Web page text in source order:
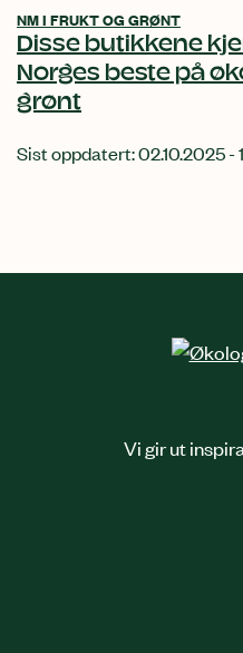
NM I FRUKT OG GRØNT
Disse butikkene
Norges beste på
grønt
Sist oppdatert: 02.10.2025 -
Vi gir ut